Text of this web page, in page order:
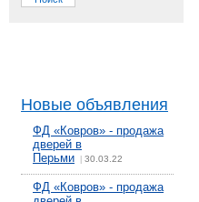
Новые объявления
ФД «Ковров» - продажа
дверей в
Перьми
30.03.22
ФД «Ковров» - продажа